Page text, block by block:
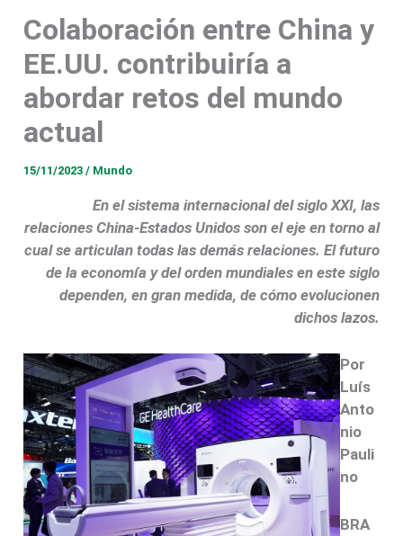
Colaboración entre China y
EE.UU. contribuiría a
abordar retos del mundo
actual
15/11/2023/ Mundo
En el sistema internacional del siglo XXI, las
relaciones China-Estados Unidos son el eje en torno al
cual se articulan todas las demás relaciones. El futuro
de la economía y del orden mundiales en este siglo
dependen, en gran medida, de cómo evolucionen
dichos lazos.
Por
Luís
Anto
nio
Pauli
no
BRA